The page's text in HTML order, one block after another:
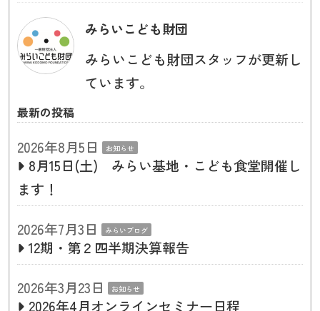
みらいこども財団
みらいこども財団スタッフが更新し
ています。
最新の投稿
2026年8月5日 お知らせ
8月15日(土) みらい基地・こども食堂開催し
ます！
2026年7月3日
みらいブログ
12期・第２四半期決算報告
2026年3月23日
お知らせ
2026年4月オンラインセミナー日程